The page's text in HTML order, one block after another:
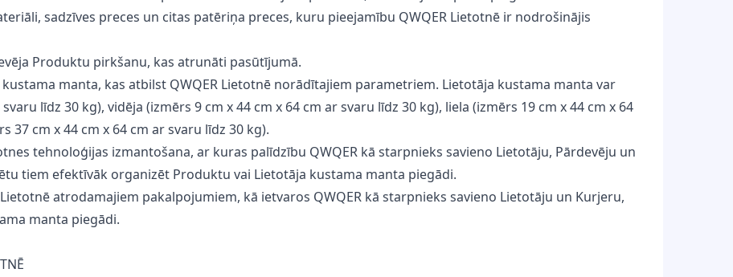
sadzīves preces un citas patēriņa preces, kuru pieejamību QWQER Lietotnē ir nodrošinājis
Produktu pirkšanu, kas atrunāti pasūtījumā.
kustama manta, kas atbilst QWQER Lietotnē norādītajiem parametriem. Lietotāja kustama manta var
līdz 30 kg), vidēja (izmērs 9 cm x 44 cm x 64 cm ar svaru līdz 30 kg), liela (izmērs 19 cm x 44 cm x 64
37 cm x 44 cm x 64 cm ar svaru līdz 30 kg).
tehnoloģijas izmantošana, ar kuras palīdzību QWQER kā starpnieks savieno Lietotāju, Pārdevēju un
tiem efektīvāk organizēt Produktu vai Lietotāja kustama manta piegādi.
Lietotnē atrodamajiem pakalpojumiem, kā ietvaros QWQER kā starpnieks savieno Lietotāju un Kurjeru,
manta piegādi.